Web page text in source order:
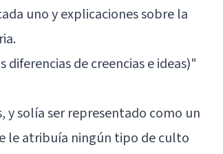
uno y explicaciones sobre la
diferencias de creencias e ideas)"
y solía ser representado como un
le atribuía ningún tipo de culto